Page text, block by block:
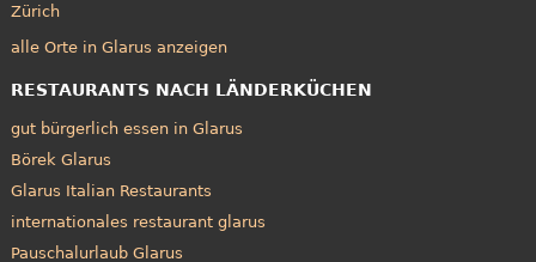
Zürich
alle Orte in Glarus anzeigen
RESTAURANTS NACH LÄNDERKÜCHEN
gut bürgerlich essen in Glarus
Börek Glarus
Glarus Italian Restaurants
internationales restaurant glarus
Pauschalurlaub Glarus